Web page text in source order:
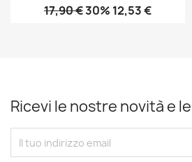
17,90 €30% 12,53 €
Ricevi le nostre novità e